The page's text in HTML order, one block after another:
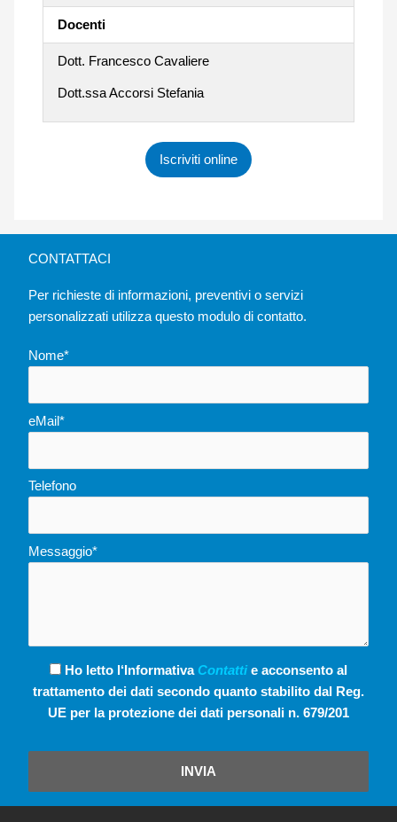
Docenti
Dott. Francesco Cavaliere
Dott.ssa Accorsi Stefania
Iscriviti online
CONTATTACI
Per richieste di informazioni, preventivi o servizi
personalizzati utilizza questo modulo di contatto.
Nome*
eMail*
Telefono
Messaggio*
Ho letto l‘Informativa Contattie acconsento al
trattamento dei dati secondo quanto stabilito dal Reg.
UE per la protezione dei dati personali n. 679/201
INVIA